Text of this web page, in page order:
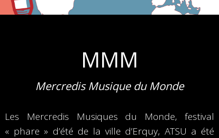
MMM
Mercredis Musique du Monde
Les Mercredis Musiques du Monde, festival
« phare » d’été de la ville d’Erquy, ATSU a été